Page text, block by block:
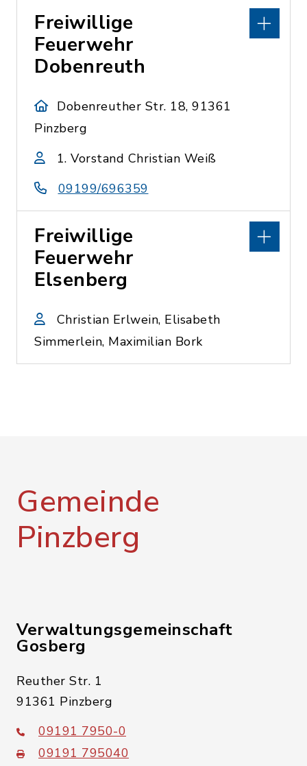
Freiwillige
Feuerwehr
Dobenreuth
Dobenreuther Str. 18, 91361
Pinzberg
1. Vorstand Christian Weiß
09199/696359
Freiwillige
Feuerwehr
Elsenberg
Christian Erlwein, Elisabeth
Simmerlein, Maximilian Bork
Gemeinde
Pinzberg
Verwaltungsgemeinschaft
Gosberg
Reuther Str. 1
91361 Pinzberg
09191 7950-0
09191 795040